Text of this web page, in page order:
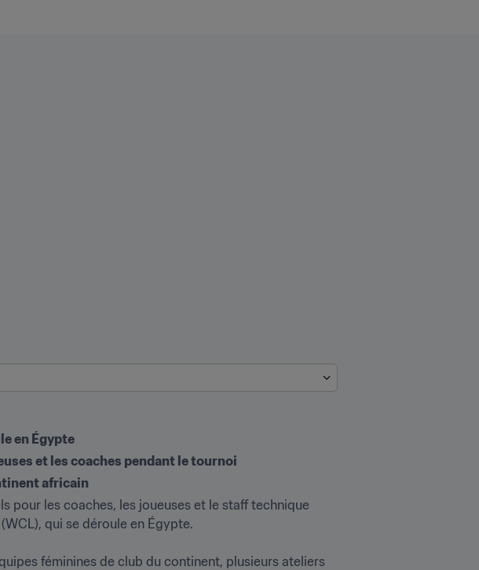
en Égypte
et les coaches pendant le tournoi
africain
pour les coaches, les joueuses et le staff technique
qui se déroule en Égypte.
féminines de club du continent, plusieurs ateliers